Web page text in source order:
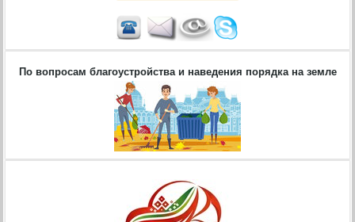
По вопросам благоустройства и наведения порядка на земле